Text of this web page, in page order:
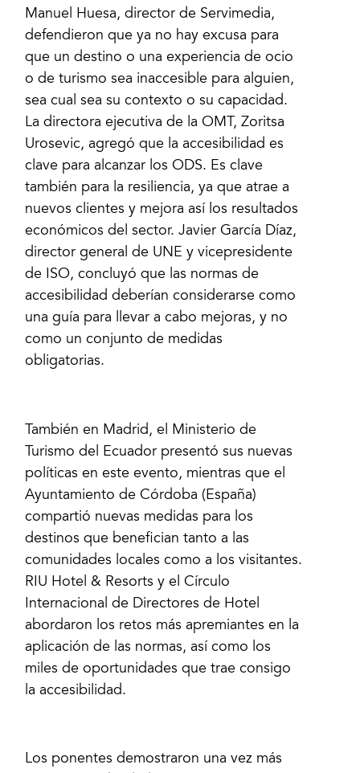
Manuel Huesa, director de Servimedia,
defendieron que ya no hay excusa para
que un destino o una experiencia de ocio
o de turismo sea inaccesible para alguien,
sea cual sea su contexto o su capacidad.
La directora ejecutiva de la OMT, Zoritsa
Urosevic, agregó que la accesibilidad es
clave para alcanzar los ODS. Es clave
también para la resiliencia, ya que atrae a
nuevos clientes y mejora así los resultados
económicos del sector. Javier García Díaz,
director general de UNE y vicepresidente
de ISO, concluyó que las normas de
accesibilidad deberían considerarse como
una guía para llevar a cabo mejoras, y no
como un conjunto de medidas
obligatorias.
También en Madrid, el Ministerio de
Turismo del Ecuador presentó sus nuevas
políticas en este evento, mientras que el
Ayuntamiento de Córdoba (España)
compartió nuevas medidas para los
destinos que benefician tanto a las
comunidades locales como a los visitantes.
RIU Hotel & Resorts y el Círculo
Internacional de Directores de Hotel
abordaron los retos más apremiantes en la
aplicación de las normas, así como los
miles de oportunidades que trae consigo
la accesibilidad.
Los ponentes demostraron una vez más